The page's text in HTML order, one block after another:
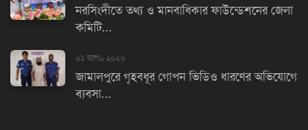
নরসিংদীতে তথ্য ও মানবাধিকার ফাউন্ডেশনের জেলা
কমিটি...
০১ আগu ২০২৬
জামালপুরে গৃহবধূর গোপন ভিডিও ধারণের অভিযোগে
ব্যবসা...